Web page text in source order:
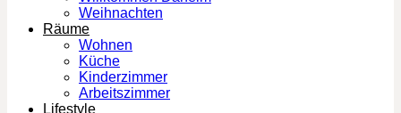
Weihnachten
Räume
Wohnen
Küche
Kinderzimmer
Arbeitszimmer
Lifestyle